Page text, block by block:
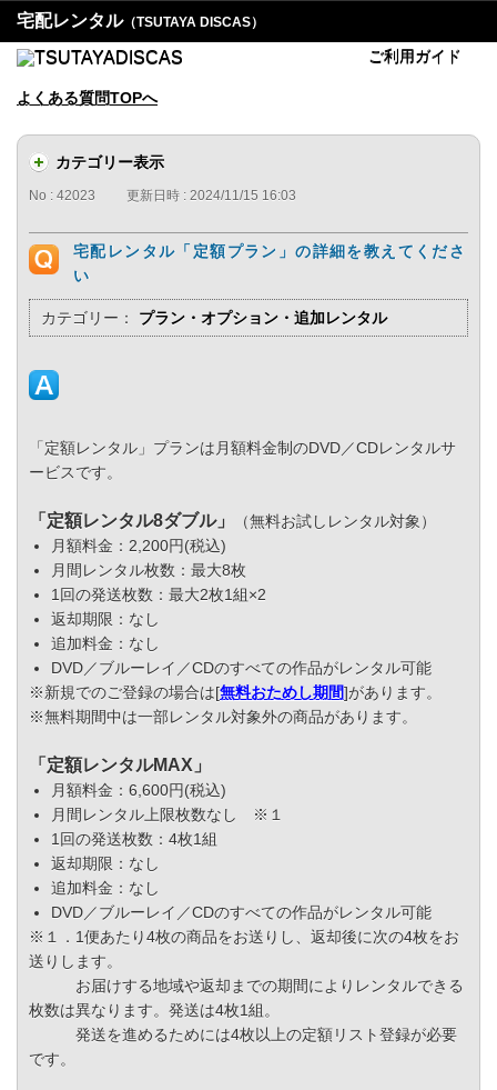
宅配レンタル（TSUTAYA DISCAS）
ご利用ガイド
よくある質問TOPへ
カテゴリー表示
No : 42023 更新日時 : 2024/11/15 16:03
宅配レンタル「定額プラン」の詳細を教えてくださ
い
カテゴリー： プラン・オプション・追加レンタル
「定額レンタル」プランは月額料金制のDVD／CDレンタルサ
ービスです。
「定額レンタル8ダブル」
（無料お試しレンタル対象）
月額料金：2,200円(税込)
月間レンタル枚数：最大8枚
1回の発送枚数：最大2枚1組×2
返却期限：なし
追加料金：なし
DVD／ブルーレイ／CDのすべての作品がレンタル可能
※新規でのご登録の場合は[無料おためし期間]があります。
※無料期間中は一部レンタル対象外の商品があります。
「定額レンタルMAX」
月額料金：6,600円(税込)
月間レンタル上限枚数なし ※１
1回の発送枚数：4枚1組
返却期限：なし
追加料金：なし
DVD／ブルーレイ／CDのすべての作品がレンタル可能
※１．1便あたり4枚の商品をお送りし、返却後に次の4枚をお
送りします。
お届けする地域や返却までの期間によりレンタルできる
枚数は異なります。発送は4枚1組。
発送を進めるためには4枚以上の定額リスト登録が必要
です。